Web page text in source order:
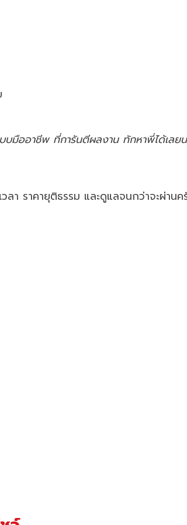
มืออาชีพ ที่การันตีผลงาน ทักหาพี่ได้เลย
า ราคายุติธรรม และดูแลจนกว่าจะผ่านค